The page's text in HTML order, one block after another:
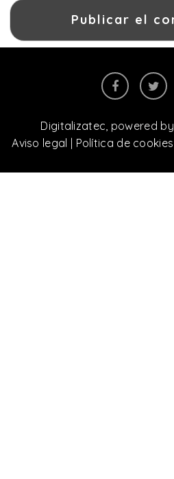
Digitalizatec , powered by
Aviso legal | Política de cookies